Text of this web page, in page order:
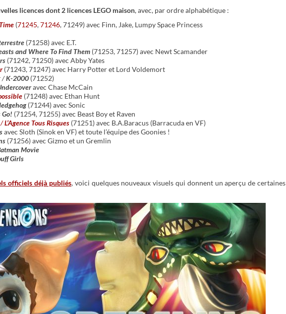
licences dont 2 licences LEGO maison, avec, par ordre alphabétique :
(71245,71246, 71249) avec Finn, Jake, Lumpy Space Princess
(71258) avec E.T.
and Where To Find Them (71253, 71257) avec Newt Scamander
(71242, 71250) avec Abby Yates
(71243, 71247) avec Harry Potter et Lord Voldemort
/K-2000 (71252)
avec Chase McCain
(71248) avec Ethan Hunt
(71244) avec Sonic
Go! (71254, 71255) avec Beast Boy et Raven
/L’Agence Tous Risques (71251) avec B.A.Baracus (Barracuda en VF)
avec Sloth (Sinok en VF) et toute l’équipe des Goonies !
(71256) avec Gizmo et un Gremlin
Movie
Girls
officiels déjà publiés, voici quelques nouveaux visuels qui donnent un aperçu de certaines